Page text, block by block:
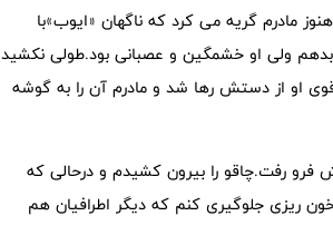
مادرم گریه می کرد که ناگهان «ایوب»با
ولی او خشمگین و عصبانی بود.طولی نکشید
او از دستش رها شد و مادرم آن را به گوشه
فرو رفت.چاقو را بیرون کشیدم و درحالی که
ریزی جلوگیری کنم که دیگر اطرافیان هم